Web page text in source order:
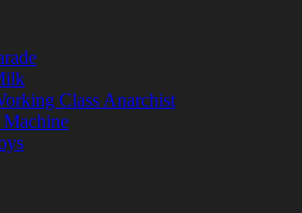
Class Anarchist